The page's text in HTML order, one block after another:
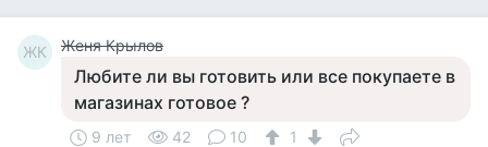
ЖК Женя Крылов
Любите ли вы готовить или все покупаете в
магазинах готовое ?
9 лет 42 10 1